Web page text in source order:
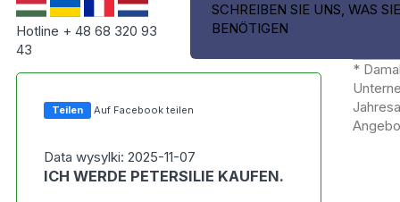
Hotline + 48 68 320 93
43
SCHREIBEN SIE UNS, WAS SIE
BENÖTIGEN
Teilen Auf Facebook teilen
Data wysylki: 2025-11-07
ICH WERDE PETERSILIE KAUFEN.
*